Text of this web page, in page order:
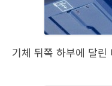
기체 뒤쪽 하부에 달